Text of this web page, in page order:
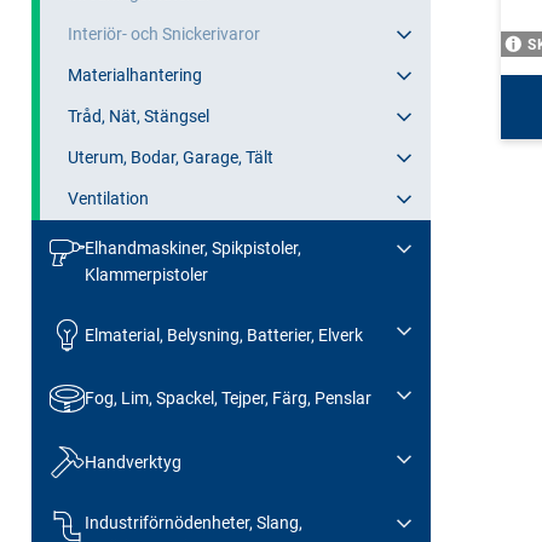
Interiör- och Snickerivaror
Materialhantering
Tråd, Nät, Stängsel
Uterum, Bodar, Garage, Tält
Ventilation
Elhandmaskiner, Spikpistoler,
Klammerpistoler
Elmaterial, Belysning, Batterier, Elverk
Fog, Lim, Spackel, Tejper, Färg, Penslar
Handverktyg
Industriförnödenheter, Slang,